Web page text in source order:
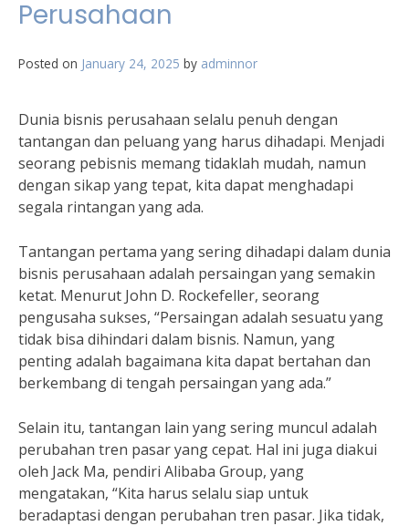
Perusahaan
Posted on January 24, 2025 by adminnor
Dunia bisnis perusahaan selalu penuh dengan
tantangan dan peluang yang harus dihadapi. Menjadi
seorang pebisnis memang tidaklah mudah, namun
dengan sikap yang tepat, kita dapat menghadapi
segala rintangan yang ada.
Tantangan pertama yang sering dihadapi dalam dunia
bisnis perusahaan adalah persaingan yang semakin
ketat. Menurut John D. Rockefeller, seorang
pengusaha sukses, “Persaingan adalah sesuatu yang
tidak bisa dihindari dalam bisnis. Namun, yang
penting adalah bagaimana kita dapat bertahan dan
berkembang di tengah persaingan yang ada.”
Selain itu, tantangan lain yang sering muncul adalah
perubahan tren pasar yang cepat. Hal ini juga diakui
oleh Jack Ma, pendiri Alibaba Group, yang
mengatakan, “Kita harus selalu siap untuk
beradaptasi dengan perubahan tren pasar. Jika tidak,